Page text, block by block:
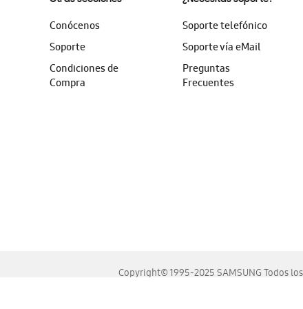
Conócenos
Soporte
Condiciones de
Compra
Soporte telefónico
Soporte vía eMail
Preguntas
Frecuentes
Copyright© 1995-2025 SAMSUNG Todos